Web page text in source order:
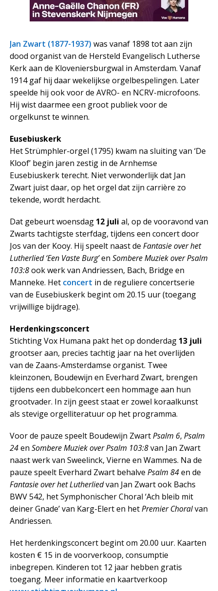
Jan Zwart (1877-1937) was vanaf 1898 tot aan zijn
dood organist van de Hersteld Evangelisch Lutherse
Kerk aan de Kloveniersburgwal in Amsterdam. Vanaf
1914 gaf hij daar wekelijkse orgelbespelingen. Later
speelde hij ook voor de AVRO- en NCRV-microfoons.
Hij wist daarmee een groot publiek voor de
orgelkunst te winnen.
Eusebiuskerk
Het Strümphler-orgel (1795) kwam na sluiting van ‘De
Kloof’ begin jaren zestig in de Arnhemse
Eusebiuskerk terecht. Niet verwonderlijk dat Jan
Zwart juist daar, op het orgel dat zijn carrière zo
tekende, wordt herdacht.
Dat gebeurt woensdag 12 juli al, op de vooravond van
Zwarts tachtigste sterfdag, tijdens een concert door
Jos van der Kooy. Hij speelt naast de Fantasie over het
Lutherlied ‘Een Vaste Burg’en Sombere Muziek over Psalm
103:8ook werk van Andriessen, Bach, Bridge en
Manneke. Het concert in de reguliere concertserie
van de Eusebiuskerk begint om 20.15 uur (toegang
vrijwillige bijdrage).
Herdenkingsconcert
Stichting Vox Humana pakt het op donderdag 13 juli
grootser aan, precies tachtig jaar na het overlijden
van de Zaans-Amsterdamse organist. Twee
kleinzonen, Boudewijn en Everhard Zwart, brengen
tijdens een dubbelconcert een hommage aan hun
grootvader. In zijn geest staat er zowel koraalkunst
als stevige orgelliteratuur op het programma.
Voor de pauze speelt Boudewijn ZwartPsalm 6, Psalm
24en Sombere Muziek over Psalm 103:8van Jan Zwart
naast werk van Sweelinck, Vierne en Wammes. Na de
pauze speelt Everhard Zwart behalve Psalm 84en de
Fantasie over het Lutherliedvan Jan Zwart ook Bachs
BWV 542, het Symphonischer Choral ‘Ach bleib mit
deiner Gnade’ van Karg-Elert en hetPremier Choralvan
Andriessen.
Het herdenkingsconcert begint om 20.00 uur. Kaarten
kosten € 15 in de voorverkoop, consumptie
inbegrepen. Kinderen tot 12 jaar hebben gratis
toegang. Meer informatie en kaartverkoop